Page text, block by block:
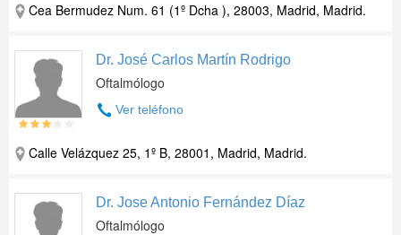
Cea Bermudez Num. 61 (1º Dcha ), 28003, Madrid, Madrid.
Dr. José Carlos Martín Rodrigo
Oftalmólogo
Ver teléfono
Calle Velázquez 25, 1º B, 28001, Madrid, Madrid.
Dr. Jose Antonio Fernández Díaz
Oftalmólogo